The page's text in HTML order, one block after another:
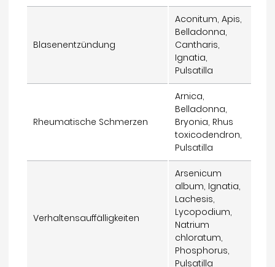
Blasenentzündung
Aconitum, Apis,
Belladonna,
Cantharis,
Ignatia,
Pulsatilla
Rheumatische Schmerzen
Arnica,
Belladonna,
Bryonia, Rhus
toxicodendron,
Pulsatilla
Verhaltensauffälligkeiten
Arsenicum
album, Ignatia,
Lachesis,
Lycopodium,
Natrium
chloratum,
Phosphorus,
Pulsatilla